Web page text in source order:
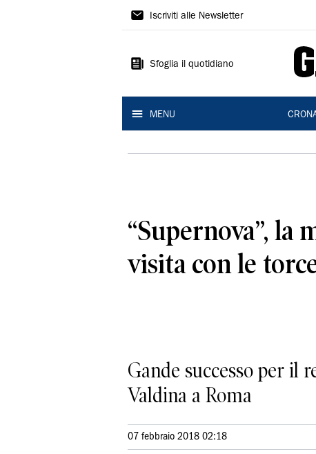
Gazzetta
Reggio
Iscriviti alle Newsletter
Sfoglia il quotidiano
MENU
“Supernova”, la
visita con le
Gande successo per il
Valdina a Roma
07 febbraio 2018 02:18